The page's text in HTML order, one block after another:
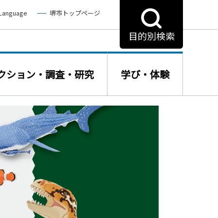
堺市トップページ
目的別検索
ション・調査・研究 学び・体験